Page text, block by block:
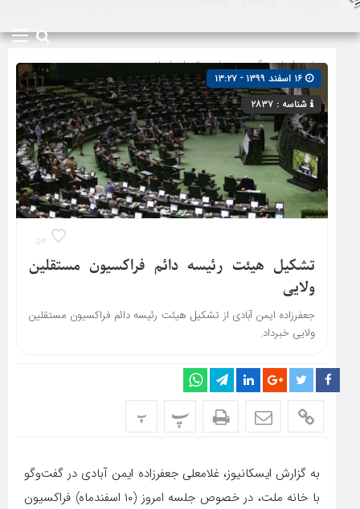
صفحه اصلی» گروه »مجلس شورای اسلامی
شناسه : ۲۸۳۷
۵۳
تشکیل هیئت رئیسه دائم فراکسیون مستقلین
ولایی
جعفرزاده ایمن آبادی از تشکیل هیئت رئیسه دائم فراکسیون مستقلین
ولایی خبرداد.
پ پ
به گزارش ایسکانیوز، غلامعلی جعفرزاده ایمن آبادی در گفت‌وگو
با خانه ملت، در خصوص جلسه امروز (۱۰ اسفندماه) فراکسیون